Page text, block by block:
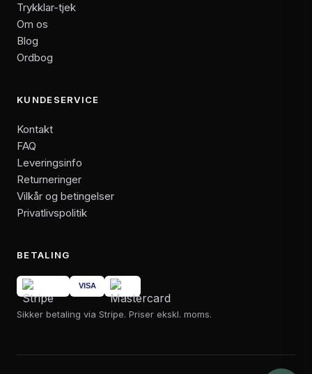
Trykklar-tjek
Om os
Blog
Ordbog
KUNDESERVICE
Kontakt
FAQ
Leveringsinfo
Returneringer
Vilkår og betingelser
Privatlivspolitik
BETALING
Sikker betaling via Stripe. Priser ekskl. moms.